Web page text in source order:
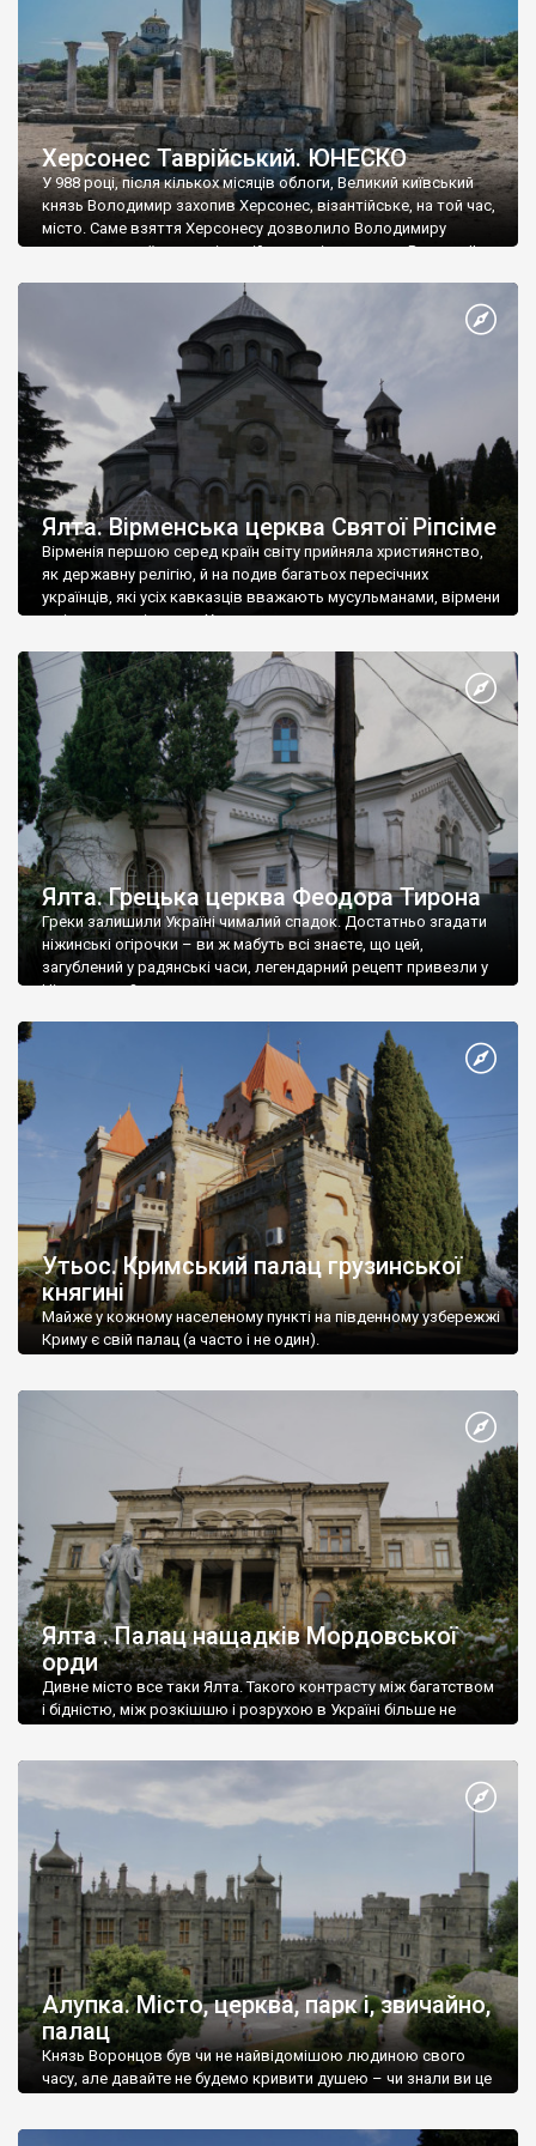
Херсонес Таврійський. ЮНЕСКО
У 988 році, після кількох місяців облоги, Великий київський
князь Володимир захопив Херсонес, візантійське, на той час,
місто. Саме взяття Херсонесу дозволило Володимиру
диктувати свої умови візантійському імператору Василю ІІ, та
Херсонесі Володимир-язичник, став Василем-християнином.
А потім було Хрещення Русі. На честь Херсонесу Таврійського
Ялта. Вірменська церква Святої Ріпсіме
Вірменія першою серед країн світу прийняла християнство,
як державну релігію, й на подив багатьох пересічних
українців, які усіх кавказців вважають мусульманами, вірмени
є відданими вірянами Христа
Ялта. Грецька церква Феодора Тирона
Греки залишили Україні чималий спадок. Достатньо згадати
ніжинські огірочки – ви ж мабуть всі знаєте, що цей,
загублений у радянські часи, легендарний рецепт привезли у
Ніжин греки?
Утьос. Кримський палац грузинської
княгині
Майже у кожному населеному пункті на південному узбережжі
Криму є свій палац (а часто і не один).
Ялта . Палац нащадків Мордовської
орди
Дивне місто все таки Ялта. Такого контрасту між багатством
і бідністю, між розкішшю і розрухою в Україні більше не
Алупка. Місто, церква, парк і, звичайно,
палац
Князь Воронцов був чи не найвідомішою людиною свого
часу, але давайте не будемо кривити душею – чи знали ви це